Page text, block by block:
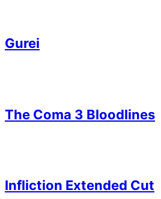
Gurei
The Coma 3 Bloodlines
Infliction Extended Cut